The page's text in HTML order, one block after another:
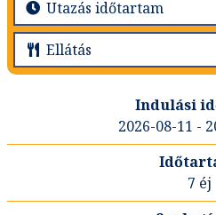
2026-08-11 -
7 éj